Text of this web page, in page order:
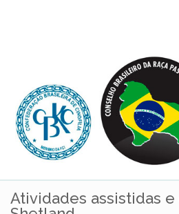
Atividades assistidas